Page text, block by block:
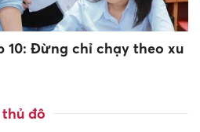
10: Đừng chỉ chạy theo xu
đô